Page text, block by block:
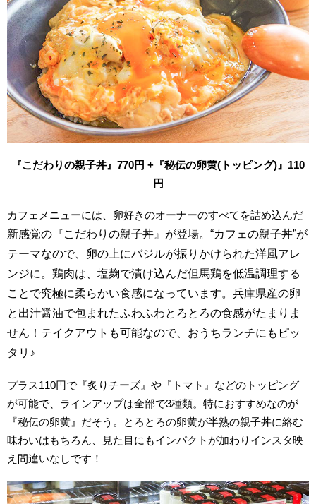
『こだわりの親子丼』770円 +『秘伝の卵黄(トッピング)』110
円
カフェメニューには、卵好きのオーナーのすべてを詰め込んだ
新感覚の 『こだわりの親子丼』が登場。“カフェの親子丼”が
テーマなので、卵の上にバジルが振りかけられた洋風アレ
ンジに。鶏肉は、塩麹で漬け込んだ但馬鶏を低温調理する
ことで究極に柔らかい食感になっています。兵庫県産の卵
と出汁醤油で包まれたふわふわとろとろの食感がたまりま
せん！テイクアウトも可能なので、おうちランチにもピッ
タリ♪
プラス110円で『炙りチーズ』や『トマト』などのトッピング
が可能で、ラインアップは全部で3種類。特におすすめなのが
『秘伝の卵黄』だそう。とろとろの卵黄が半熟の親子丼に絡む
味わいはもちろん、見た目にもインパクトが加わりインスタ映
え間違いなしです！